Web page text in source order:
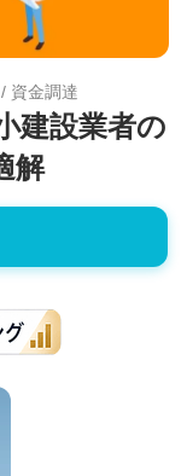
/ 資金調達
建設業者の
解